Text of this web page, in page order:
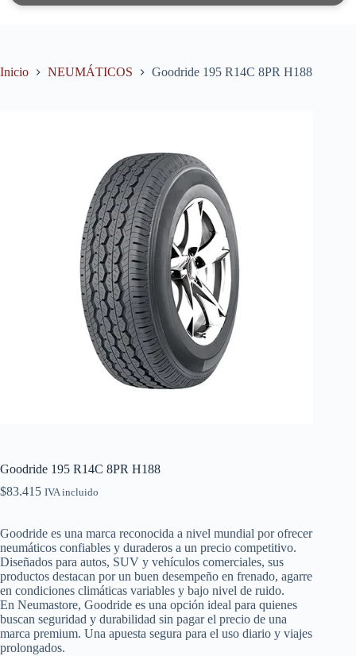
Inicio NEUMÁTICOS Goodride 195 R14C 8PR H188
Goodride 195 R14C 8PR H188
$83.415 IVA incluido
Goodride es una marca reconocida a nivel mundial por ofrecer
neumáticos confiables y duraderos a un precio competitivo.
Diseñados para autos, SUV y vehículos comerciales, sus
productos destacan por un buen desempeño en frenado, agarre
en condiciones climáticas variables y bajo nivel de ruido.
En Neumastore, Goodride es una opción ideal para quienes
buscan seguridad y durabilidad sin pagar el precio de una
marca premium. Una apuesta segura para el uso diario y viajes
prolongados.